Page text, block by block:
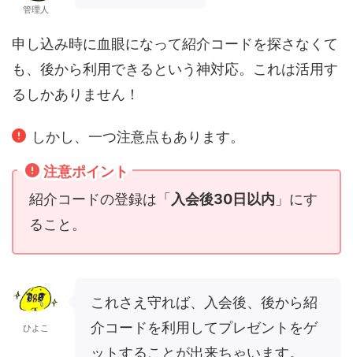
管理人
申し込み時に血眼になって紹介コードを探さなくて
も、後から利用できるという神対応。これは活用す
るしかありません！
しかし、一つ注意点もあります。
注意ポイント
紹介コードの登録は「 入会後30日以内 」にす
ること。
ひよこ
これさえ守れば、入会後、後から紹
介コードを利用してプレゼントをゲ
ットすることが出来ちゃいます。